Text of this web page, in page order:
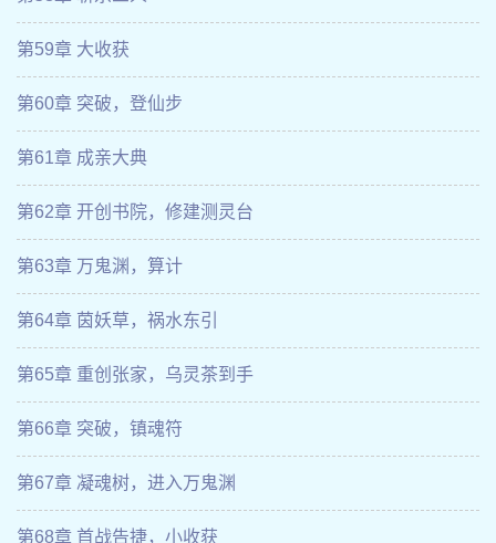
第59章 大收获
第60章 突破，登仙步
第61章 成亲大典
第62章 开创书院，修建测灵台
第63章 万鬼渊，算计
第64章 茵妖草，祸水东引
第65章 重创张家，乌灵茶到手
第66章 突破，镇魂符
第67章 凝魂树，进入万鬼渊
第68章 首战告捷，小收获